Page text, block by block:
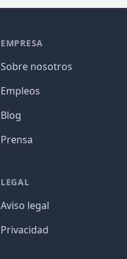
EMPRESA
Sobre nosotros
Empleos
Blog
Prensa
LEGAL
Aviso legal
Privacidad